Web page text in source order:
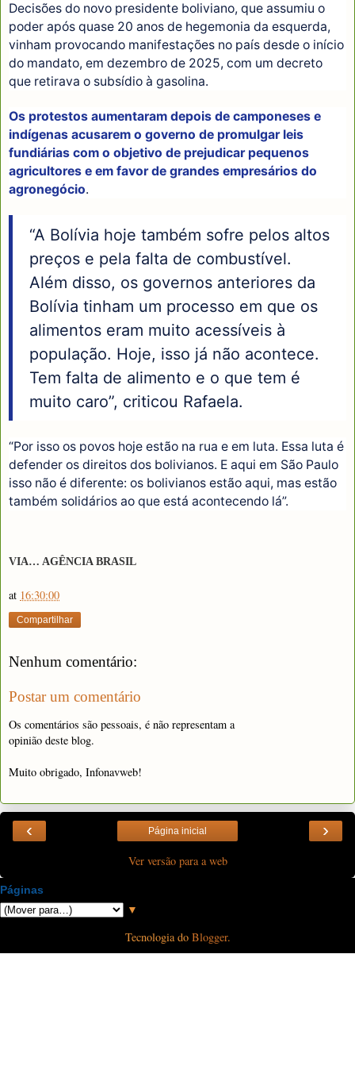
Decisões do novo presidente boliviano, que assumiu o
poder após quase 20 anos de hegemonia da esquerda,
vinham provocando manifestações no país desde o início
do mandato, em dezembro de 2025, com um decreto
que retirava o subsídio à gasolina.
Os protestos aumentaram depois de camponeses e
indígenas acusarem o governo de promulgar leis
fundiárias com o objetivo de prejudicar pequenos
agricultores e em favor de grandes empresários do
agronegócio.
“A Bolívia hoje também sofre pelos altos
preços e pela falta de combustível.
Além disso, os governos anteriores da
Bolívia tinham um processo em que os
alimentos eram muito acessíveis à
população. Hoje, isso já não acontece.
Tem falta de alimento e o que tem é
muito caro”, criticou Rafaela.
“Por isso os povos hoje estão na rua e em luta. Essa luta é
defender os direitos dos bolivianos. E aqui em São Paulo
isso não é diferente: os bolivianos estão aqui, mas estão
também solidários ao que está acontecendo lá”.
VIA… AGÊNCIA BRASIL
at 16:30:00
Compartilhar
Nenhum comentário:
Postar um comentário
Os comentários são pessoais, é não representam a
opinião deste blog.
Muito obrigado, Infonavweb!
‹ ›
Página inicial
Ver versão para a web
Páginas
▼
Tecnologia do Blogger.